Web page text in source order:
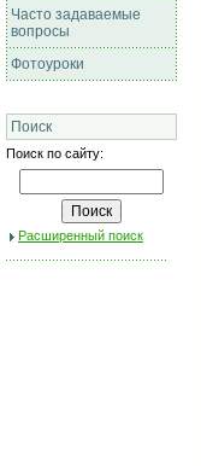
Часто задаваемые
вопросы
Фотоуроки
Поиск
Поиск по сайту:
Расширенный поиск